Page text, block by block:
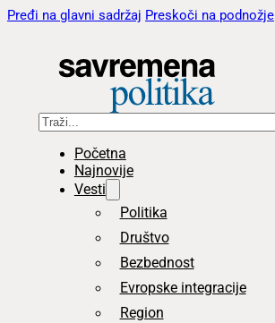
Pređi na glavni sadržaj Preskoči na podnožje
Pretraga
Početna
Najnovije
Vesti
Politika
Društvo
Bezbednost
Evropske integracije
Region